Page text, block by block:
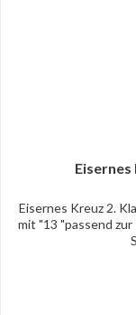
Eisernes
Eisernes Kreuz 2.
mit "13 "passend